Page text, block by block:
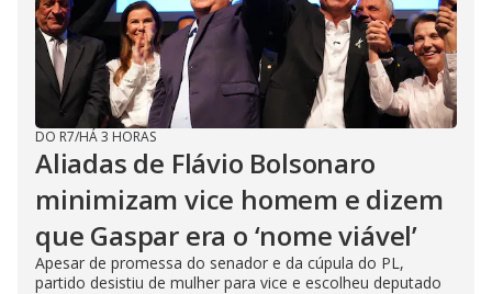
DO R7/HÁ 3 HORAS
Aliadas de Flávio Bolsonaro
minimizam vice homem e dizem
que Gaspar era o ‘nome viável’
Apesar de promessa do senador e da cúpula do PL,
partido desistiu de mulher para vice e escolheu deputado